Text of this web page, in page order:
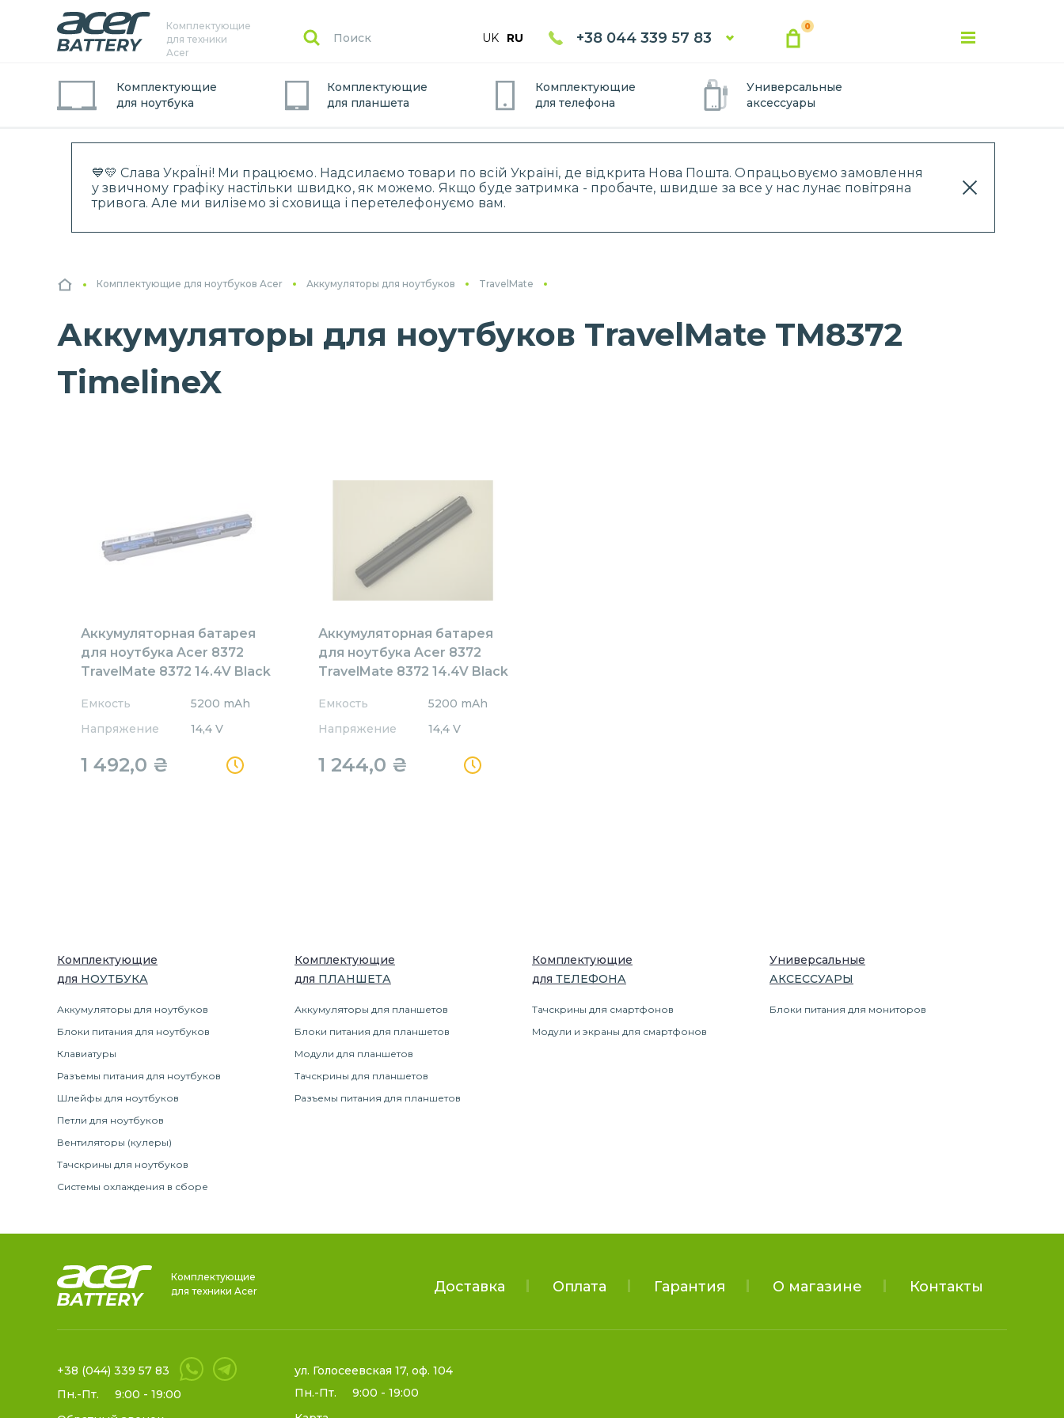
💙💛 Слава УкраЇні! Ми працюємо. Надсилаємо товари по всій Україні, де відкрита Нова Пошта. Опрацьовуємо замовлення
у звичному графіку настільки швидко, як можемо. Якщо буде затримка - пробачте, швидше за все у нас лунає повітряна
тривога. Але ми виліземо зі сховища і перетелефонуємо вам.
Комплектующие
для техники
Acer
UK RU +38 044 339 57 83
0
Комплектующие
для ноутбука
Комплектующие
для планшета
Комплектующие
для телефона
Универсальные
аксессуары
Комплектующие для ноутбуков Acer Аккумуляторы для ноутбуков TravelMate
Аккумуляторы для ноутбуков TravelMate TM8372
TimelineX
Аккумуляторная батарея
для ноутбука Acer 8372
TravelMate 8372 14.4V Black
Емкость
5200 mAh
Напряжение
14,4 V
1 492,0 ₴
Аккумуляторная батарея
для ноутбука Acer 8372
TravelMate 8372 14.4V Black
Емкость
5200 mAh
Напряжение
14,4 V
1 244,0 ₴
Комплектующие
для НОУТБУКА
Аккумуляторы для ноутбуков
Блоки питания для ноутбуков
Клавиатуры
Разъемы питания для ноутбуков
Шлейфы для ноутбуков
Петли для ноутбуков
Вентиляторы (кулеры)
Тачскрины для ноутбуков
Системы охлаждения в сборе
Комплектующие
для ПЛАНШЕТА
Аккумуляторы для планшетов
Блоки питания для планшетов
Модули для планшетов
Тачскрины для планшетов
Разъемы питания для планшетов
Комплектующие
для ТЕЛЕФОНА
Тачскрины для смартфонов
Модули и экраны для смартфонов
Универсальные
АКСЕССУАРЫ
Блоки питания для мониторов
Комплектующие
для техники Acer
Доставка Оплата Гарантия О магазине Контакты
+38 (044) 339 57 83
Пн.-Пт.
9:00 - 19:00
ул. Голосеевская 17, оф. 104
Пн.-Пт.
9:00 - 19:00